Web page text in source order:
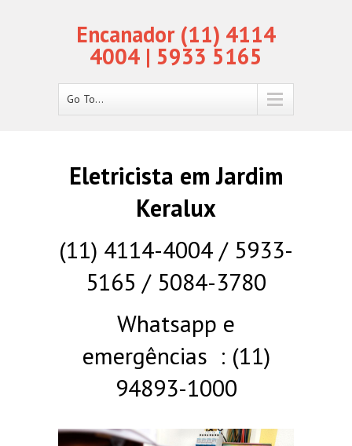
Encanador (11) 4114
4004 | 5933 5165
Go To...
Eletricista em Jardim
Keralux
(11) 4114-4004 / 5933-
5165 / 5084-3780
Whatsapp e
emergências : (11)
94893-1000